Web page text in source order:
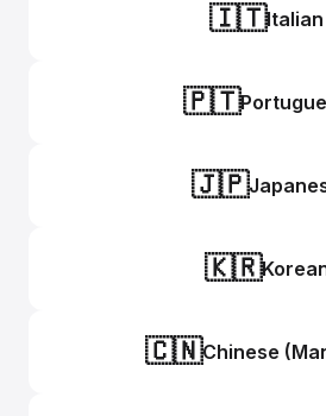
🇮🇹Italian
🇵🇹
🇯🇵
🇰🇷
🇨🇳Chinese